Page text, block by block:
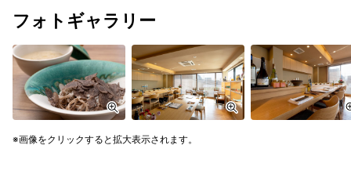
フォトギャラリー
画像をクリックすると拡大表示されます。